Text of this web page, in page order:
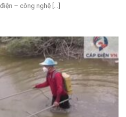
– công nghệ [...]